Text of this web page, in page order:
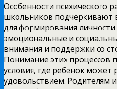
Особенности психического
школьников подчеркивают
для формирования
эмоциональные и
внимания и поддержки со
Понимание этих процессов
условия, где ребенок может
удовольствием. Родителям